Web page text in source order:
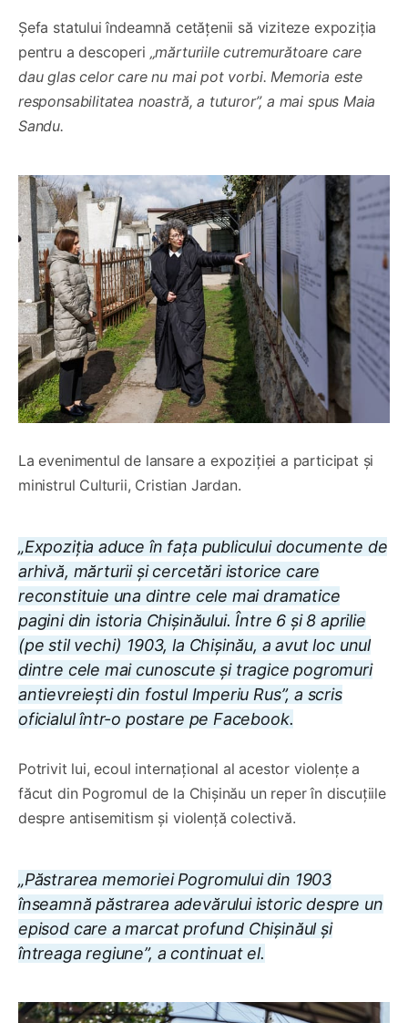
Șefa statului îndeamnă cetățenii să viziteze expoziția
pentru a descoperi „mărturiile cutremurătoare care
dau glas celor care nu mai pot vorbi. Memoria este
responsabilitatea noastră, a tuturor”, a mai spus Maia
Sandu.
La evenimentul de lansare a expoziției a participat și
ministrul Culturii, Cristian Jardan.
„Expoziția aduce în fața publicului documente de
arhivă, mărturii și cercetări istorice care
reconstituie una dintre cele mai dramatice
pagini din istoria Chișinăului. Între 6 și 8 aprilie
(pe stil vechi) 1903, la Chișinău, a avut loc unul
dintre cele mai cunoscute și tragice pogromuri
antievreiești din fostul Imperiu Rus”, a scris
oficialul într-o postare pe Facebook.
Potrivit lui, ecoul internațional al acestor violențe a
făcut din Pogromul de la Chișinău un reper în discuțiile
despre antisemitism și violență colectivă.
„Păstrarea memoriei Pogromului din 1903
înseamnă păstrarea adevărului istoric despre un
episod care a marcat profund Chișinăul și
întreaga regiune”, a continuat el.